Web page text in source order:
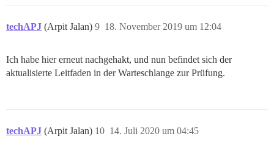
techAPJ (Arpit Jalan) 18. November 2019 um 12:04
9
Ich habe hier erneut nachgehakt, und nun befindet sich der
aktualisierte Leitfaden in der Warteschlange zur Prüfung.
techAPJ (Arpit Jalan) 14. Juli 2020 um 04:45
10